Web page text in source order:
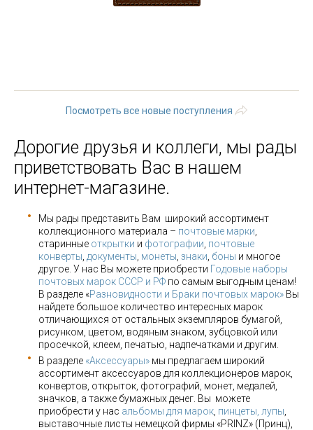
Посмотреть все новые поступления
Дорогие друзья и коллеги, мы рады
приветствовать Вас в нашем
интернет-магазине.
Мы рады представить Вам широкий ассортимент
коллекционного материала – почтовые марки
старинные открытки и фотографии почтовые
конверты документы монеты знаки боны и многое
другое. У нас Вы можете приобрести Годовые наборы
почтовых марок СССР и РФ по самым выгодным ценам!
В разделе «Разновидности и Браки почтовых марок» Вы
найдете большое количество интересных марок
отличающихся от остальных экземпляров бумагой,
рисунком, цветом, водяным знаком, зубцовкой или
просечкой, клеем, печатью, надпечатками и другим.
В разделе «Аксессуары» мы предлагаем широкий
ассортимент аксессуаров для коллекционеров марок,
конвертов, открыток, фотографий, монет, медалей,
значков, а также бумажных денег. Вы можете
приобрести у нас альбомы для марок пинцеты, лупы
выставочные листы немецкой фирмы «PRINZ» (Принц),